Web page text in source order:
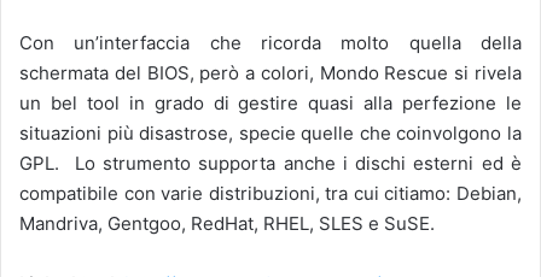
Con un’interfaccia che ricorda molto quella della
schermata del BIOS, però a colori, Mondo Rescue si rivela
un bel tool in grado di gestire quasi alla perfezione le
situazioni più disastrose, specie quelle che coinvolgono la
GPL. Lo strumento supporta anche i dischi esterni ed è
compatibile con varie distribuzioni, tra cui citiamo: Debian,
Mandriva, Gentgoo, RedHat, RHEL, SLES e SuSE.